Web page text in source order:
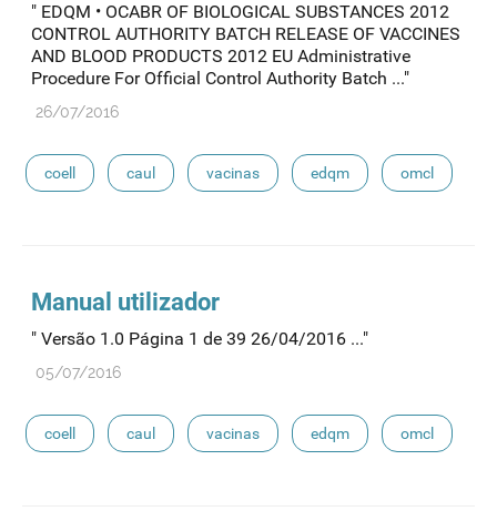
" EDQM • OCABR OF BIOLOGICAL SUBSTANCES 2012
CONTROL AUTHORITY BATCH RELEASE OF VACCINES
AND BLOOD PRODUCTS 2012 EU Administrative
Procedure For Official Control Authority Batch ..."
26/07/2016
coell caul vacinas edqm omcl
Manual utilizador
" Versão 1.0 Página 1 de 39 26/04/2016 ..."
05/07/2016
coell caul vacinas edqm omcl